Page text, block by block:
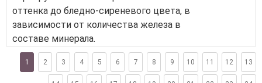
оттенка до бледно-сиреневого цвета, в
зависимости от количества железа в
составе минерала.
1 2 3 4 5 6 7 8 9 10 11 12 13